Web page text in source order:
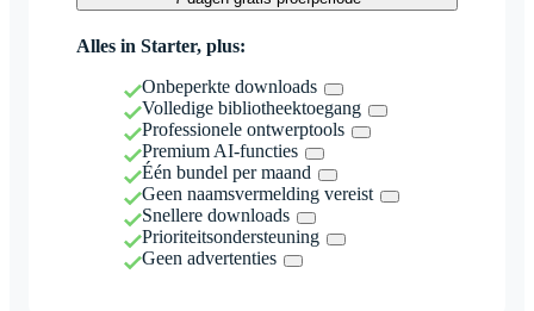
Alles in Starter, plus:
Onbeperkte downloads
Volledige bibliotheektoegang
Professionele ontwerptools
Premium AI-functies
Één bundel per maand
Geen naamsvermelding vereist
Snellere downloads
Prioriteitsondersteuning
Geen advertenties